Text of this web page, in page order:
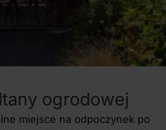
ogrodowej
miejsce na odpoczynek po